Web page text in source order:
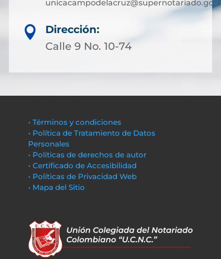

Dirección:
Calle 9 No. 10-74
• Términos y condiciones
• Política de Tratamiento de Datos
Personales
• Políticas de derechos de autor
• Certificado de Accesibilidad
• Políticas de Privacidad Web
• Mapa del Sitio